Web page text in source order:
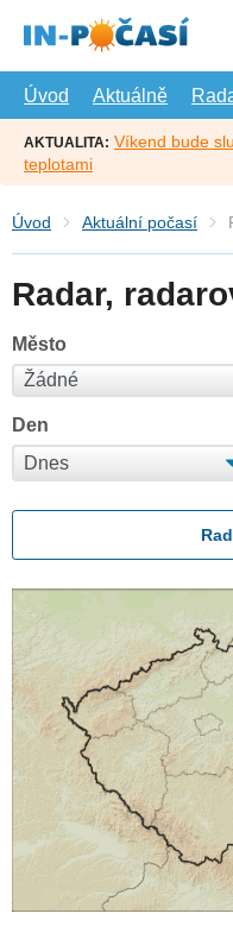
hlavní
Úvod
Aktuálně
AKTUALITA: Víkend bude
teplotami
Úvod Aktuální počasí
Radar,
Město
Den